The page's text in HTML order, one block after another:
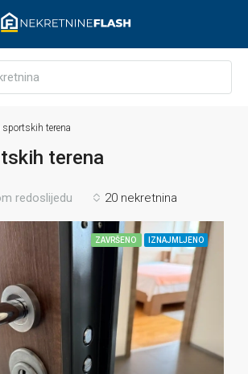
sportskih terena
terena
20 nekretnina
redoslijedu
ZAVRŠENO IZNAJMLJENO